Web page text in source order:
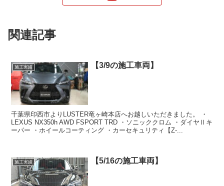
関連記事
施工実績 【3/9の施工車両】
千葉県印西市よりLUSTER竜ヶ崎本店へお越しいただきました。 ・
LEXUS NX350h AWD FSPORT TRD ・ソニッククロム ・ダイヤⅡキ
ーパー ・ホイールコーティング ・カーセキュリティ【Z-...
施工実績 【5/16の施工車両】